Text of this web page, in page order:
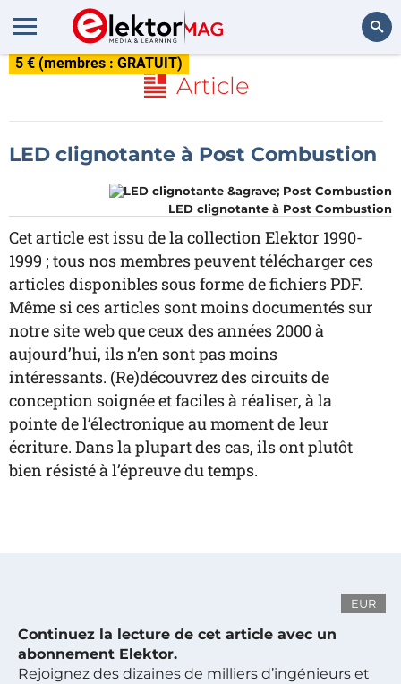
5 € (membres : GRATUIT)
Article
LED clignotante à Post Combustion
LED clignotante à Post Combustion
Cet article est issu de la collection Elektor 1990-
1999 ; tous nos membres peuvent télécharger ces
articles disponibles sous forme de fichiers PDF.
Même si ces articles sont moins documentés sur
notre site web que ceux des années 2000 à
aujourd’hui, ils n’en sont pas moins
intéressants. (Re)découvrez des circuits de
conception soignée et faciles à réaliser, à la
pointe de l’électronique au moment de leur
écriture. Dans la plupart des cas, ils ont plutôt
bien résisté à l’épreuve du temps.
EUR
Continuez la lecture de cet article avec un
abonnement Elektor.
Rejoignez des dizaines de milliers d’ingénieurs et